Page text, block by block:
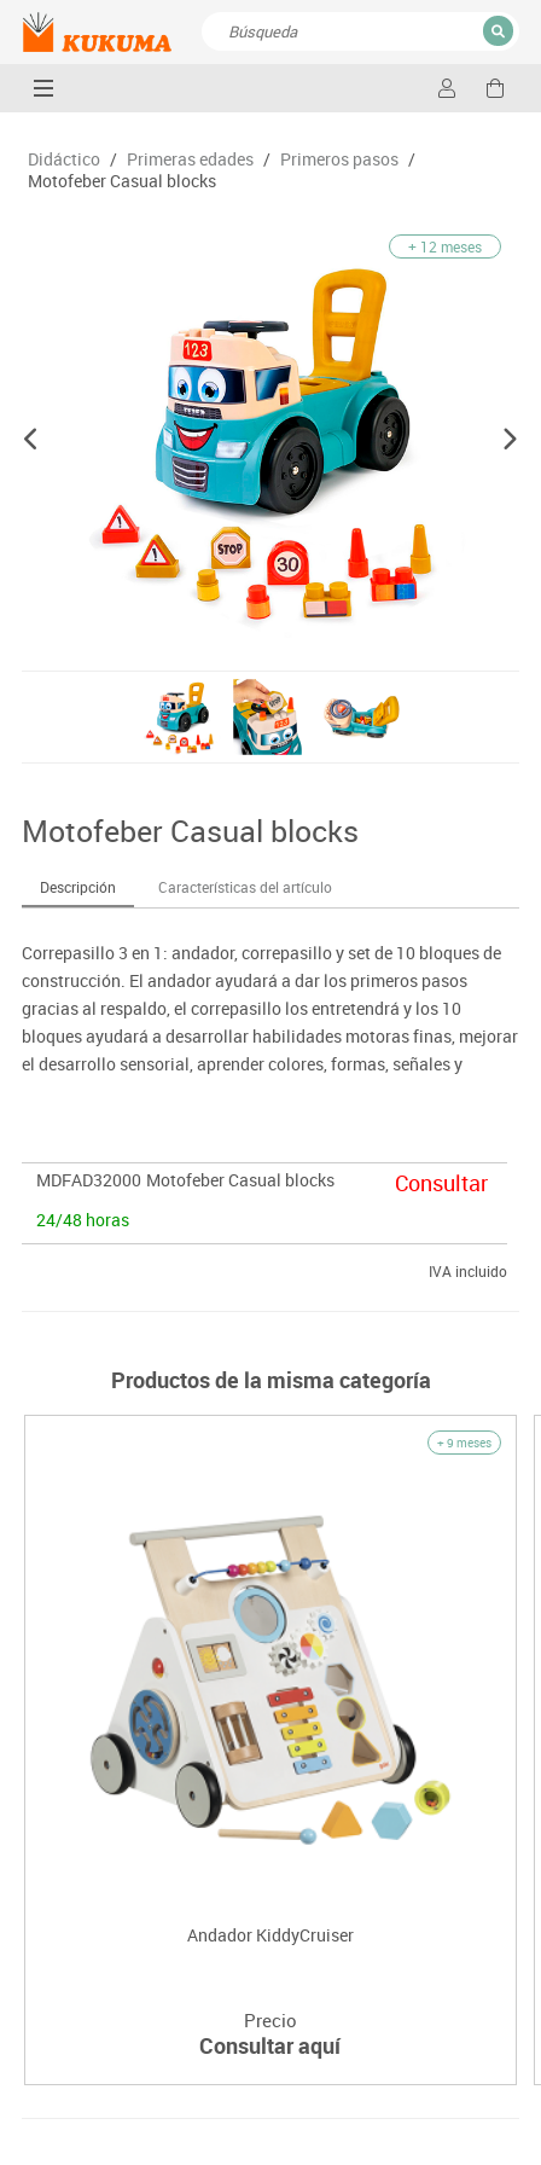
CERRAR
Didáctico / Primeras edades / Primeros pasos /
Motofeber Casual blocks
+ 12 meses
Motofeber Casual blocks
Descripción Características del artículo
Correpasillo 3 en 1: andador, correpasillo y set de 10 bloques de
construcción. El andador ayudará a dar los primeros pasos
gracias al respaldo, el correpasillo los entretendrá y los 10
bloques ayudará a desarrollar habilidades motoras finas, mejorar
el desarrollo sensorial, aprender colores, formas, señales y
MDFAD32000 Motofeber Casual blocks
24/48 horas
Consultar
IVA incluido
Productos de la misma categoría
+ 9 meses
Andador KiddyCruiser
Precio
Consultar aquí